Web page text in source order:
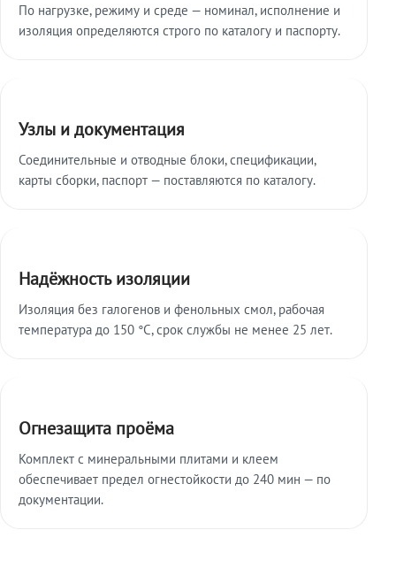
По нагрузке, режиму и среде — номинал, исполнение и
изоляция определяются строго по каталогу и паспорту.
Узлы и документация
Соединительные и отводные блоки, спецификации,
карты сборки, паспорт — поставляются по каталогу.
Надёжность изоляции
Изоляция без галогенов и фенольных смол, рабочая
температура до 150 °C, срок службы не менее 25 лет.
Огнезащита проёма
Комплект с минеральными плитами и клеем
обеспечивает предел огнестойкости до 240 мин — по
документации.